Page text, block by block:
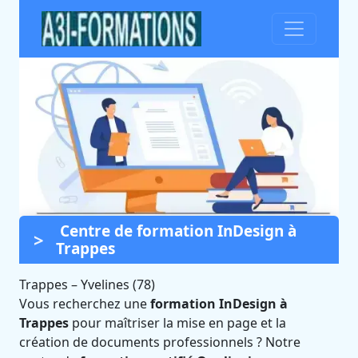
Formation InDesign à
Trappes (Yvelines)
Certifié Qualiopi et éligible CPF
Centre de formation InDesign à
Trappes
Trappes –Yvelines (78)
Vous recherchez uneformation InDesign à
Trappes pour maîtriser la mise en page et la
création de documents professionnels ? Notre